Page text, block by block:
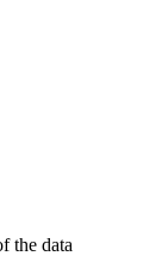
the data